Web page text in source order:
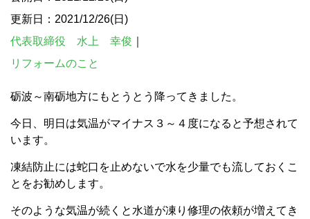
更新日：2021/12/26(日)
代表取締役 水上 幸俊
リフォームのこと
砺波～南砺地方にもとうとう降ってきました。
今日、明日は気温がマイナス３～４度になると予想されて
います。
凍結防止には蛇口を止めないで水を少量でも流しておくこ
とをお勧めします。
そのような気温が続くと水道が凍り修理の依頼が増えてき